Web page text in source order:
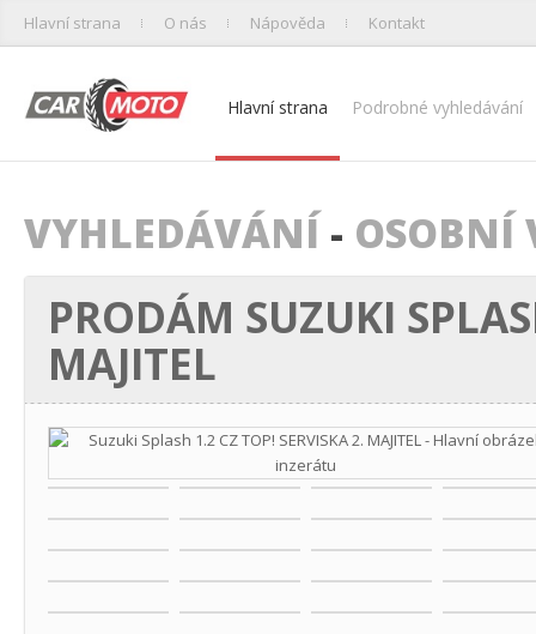
Hlavní strana O nás Nápověda Kontakt
Hlavní strana Podrobné vyhledávání
VYHLEDÁVÁNÍ - OSOBNÍ
PRODÁM SUZUKI
MAJITEL